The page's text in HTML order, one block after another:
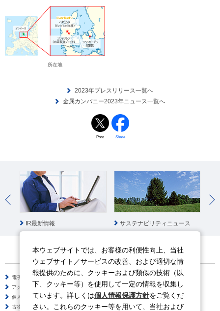
所在地
2023年プレスリリース一覧へ
金属カンパニー2023年ニュース一覧へ
Post Share
IR最新情報 サステナビリティニュース
電子公告
サイトのご利用について
アクセシビリティポリシー
情報セキュリティポリシー
個人情報保護方針
ソーシャルメディアポリシー
古物営業法に基づく表示
サイトの使い方
本ウェブサイトでは、お客様の利便性向上、当社
ウェブサイト／サービスの改善、および適切な情
報提供のために、クッキーおよび類似の技術（以
下、クッキー等）を使用して一定の情報を収集し
ています。詳しくは個人情報保護方針をご覧くだ
さい。これらのクッキー等を用いて、当社および